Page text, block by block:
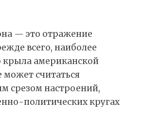
— это отражение
всего, наиболее
крыла американской
считаться
срезом настроений,
политических кругах